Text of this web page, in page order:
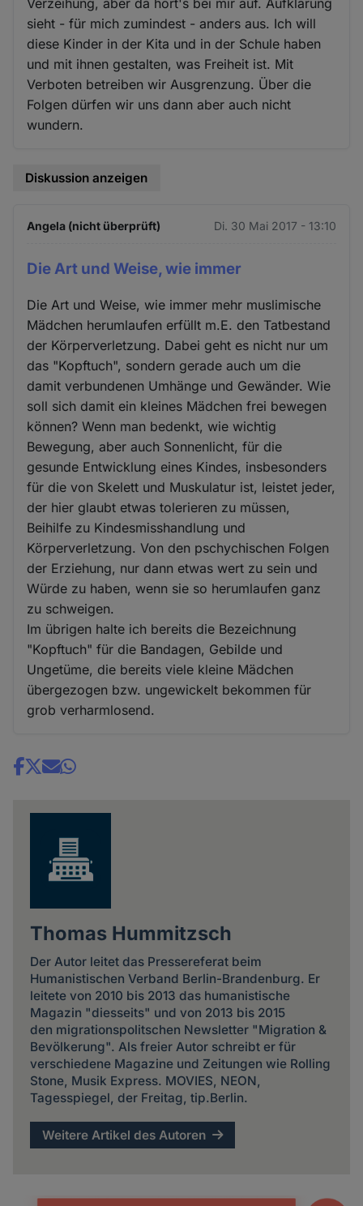
sieht - für mich zumindest - anders aus. Ich will
diese Kinder in der Kita und in der Schule haben
und mit ihnen gestalten, was Freiheit ist. Mit
Verboten betreiben wir Ausgrenzung. Über die
Folgen dürfen wir uns dann aber auch nicht
wundern.
Diskussion anzeigen
Angela (nicht überprüft) Di. 30 Mai 2017 - 13:10
Die Art und Weise, wie immer
Die Art und Weise, wie immer mehr muslimische
Mädchen herumlaufen erfüllt m.E. den Tatbestand
der Körperverletzung. Dabei geht es nicht nur um
das "Kopftuch", sondern gerade auch um die
damit verbundenen Umhänge und Gewänder. Wie
soll sich damit ein kleines Mädchen frei bewegen
können? Wenn man bedenkt, wie wichtig
Bewegung, aber auch Sonnenlicht, für die
gesunde Entwicklung eines Kindes, insbesonders
für die von Skelett und Muskulatur ist, leistet jeder,
der hier glaubt etwas tolerieren zu müssen,
Beihilfe zu Kindesmisshandlung und
Körperverletzung. Von den pschychischen Folgen
der Erziehung, nur dann etwas wert zu sein und
Würde zu haben, wenn sie so herumlaufen ganz
zu schweigen.
Im übrigen halte ich bereits die Bezeichnung
"Kopftuch" für die Bandagen, Gebilde und
Ungetüme, die bereits viele kleine Mädchen
übergezogen bzw. ungewickelt bekommen für
grob verharmlosend.
Share
Thomas Hummitzsch
Der Autor leitet das Pressereferat beim
Humanistischen Verband Berlin-Brandenburg. Er
leitete von 2010 bis 2013 das humanistische
Magazin "diesseits" und von 2013 bis 2015
den migrationspolitschen Newsletter "Migration &
Bevölkerung". Als freier Autor schreibt er für
verschiedene Magazine und Zeitungen wie Rolling
Stone, Musik Express. MOVIES, NEON,
Tagesspiegel, der Freitag, tip.Berlin.
Weitere Artikel des Autoren